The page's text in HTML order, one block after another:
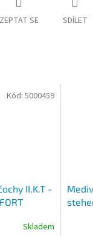
ZEPTAT SE SDÍLET
II.K.T -
Skladem
Kód:5000459